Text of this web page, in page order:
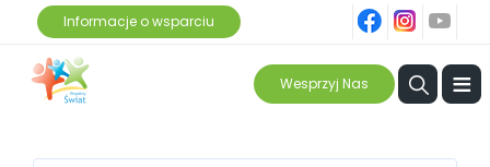
Informacje o wsparciu
ins
Wesprzyj Nas ≡